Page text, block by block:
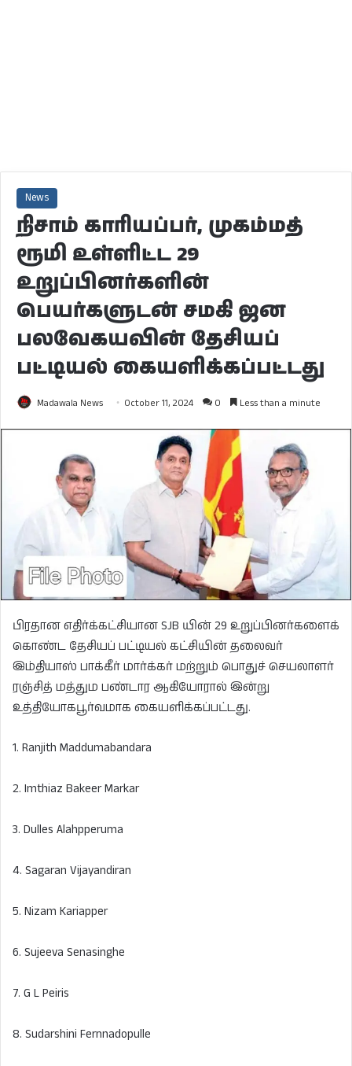
News
நிசாம் காரியப்பர், முகம்மத்
ரூமி உள்ளிட்ட 29
உறுப்பினர்களின்
பெயர்களுடன் சமகி ஜன
பலவேகயவின் தேசியப்
பட்டியல் கையளிக்கப்பட்டது
Madawala News October 11, 2024 0 Less than a minute
பிரதான எதிர்க்கட்சியான SJB யின் 29 உறுப்பினர்களைக்
கொண்ட தேசியப் பட்டியல் கட்சியின் தலைவர்
இம்தியாஸ் பாக்கீர் மார்க்கர் மற்றும் பொதுச் செயலாளர்
ரஞ்சித் மத்தும பண்டார ஆகியோரால் இன்று
உத்தியோகபூர்வமாக கையளிக்கப்பட்டது.
1. Ranjith Maddumabandara
2. Imthiaz Bakeer Markar
3. Dulles Alahpperuma
4. Sagaran Vijayandiran
5. Nizam Kariapper
6. Sujeeva Senasinghe
7. G L Peiris
8. Sudarshini Fernnadopulle